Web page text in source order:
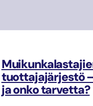
tuottajajärjestö
ja onko tarvetta?